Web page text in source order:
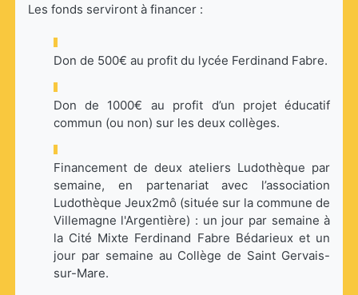
Les fonds serviront à financer :
Don de 500€ au profit du lycée Ferdinand Fabre.
Don de 1000€ au profit d’un projet éducatif
commun (ou non) sur les deux collèges.
Financement de deux ateliers Ludothèque par
semaine, en partenariat avec l’association
Ludothèque Jeux2mô (située sur la commune de
Villemagne l'Argentière) : un jour par semaine à
la Cité Mixte Ferdinand Fabre Bédarieux et un
jour par semaine au Collège de Saint Gervais-
sur-Mare.